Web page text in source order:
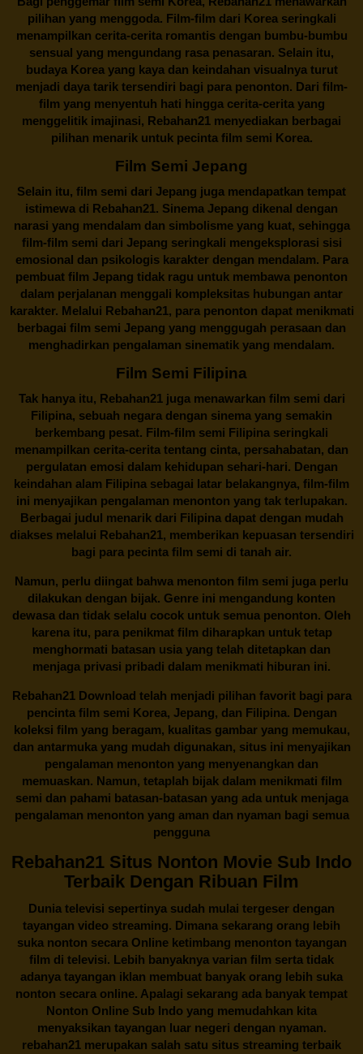
pilihan yang menggoda. Film-film dari Korea seringkali
menampilkan cerita-cerita romantis dengan bumbu-bumbu
sensual yang mengundang rasa penasaran. Selain itu,
budaya Korea yang kaya dan keindahan visualnya turut
menjadi daya tarik tersendiri bagi para penonton. Dari film-
film yang menyentuh hati hingga cerita-cerita yang
menggelitik imajinasi, Rebahan21 menyediakan berbagai
pilihan menarik untuk pecinta film semi Korea.
Film Semi Jepang
Selain itu, film semi dari Jepang juga mendapatkan tempat
istimewa di Rebahan21. Sinema Jepang dikenal dengan
narasi yang mendalam dan simbolisme yang kuat, sehingga
film-film semi dari Jepang seringkali mengeksplorasi sisi
emosional dan psikologis karakter dengan mendalam. Para
pembuat film Jepang tidak ragu untuk membawa penonton
dalam perjalanan menggali kompleksitas hubungan antar
karakter. Melalui Rebahan21, para penonton dapat menikmati
berbagai film semi Jepang yang menggugah perasaan dan
menghadirkan pengalaman sinematik yang mendalam.
Film Semi Filipina
Tak hanya itu, Rebahan21juga menawarkan film semi dari
Filipina, sebuah negara dengan sinema yang semakin
berkembang pesat. Film-film semi Filipina seringkali
menampilkan cerita-cerita tentang cinta, persahabatan, dan
pergulatan emosi dalam kehidupan sehari-hari. Dengan
keindahan alam Filipina sebagai latar belakangnya, film-film
ini menyajikan pengalaman menonton yang tak terlupakan.
Berbagai judul menarik dari Filipina dapat dengan mudah
diakses melalui Rebahan21, memberikan kepuasan tersendiri
bagi para pecinta film semi di tanah air.
Namun, perlu diingat bahwa menonton film semi juga perlu
dilakukan dengan bijak. Genre ini mengandung konten
dewasa dan tidak selalu cocok untuk semua penonton. Oleh
karena itu, para penikmat film diharapkan untuk tetap
menghormati batasan usia yang telah ditetapkan dan
menjaga privasi pribadi dalam menikmati hiburan ini.
Rebahan21Download telah menjadi pilihan favorit bagi para
pencinta film semi Korea, Jepang, dan Filipina. Dengan
koleksi film yang beragam, kualitas gambar yang memukau,
dan antarmuka yang mudah digunakan, situs ini menyajikan
pengalaman menonton yang menyenangkan dan
memuaskan. Namun, tetaplah bijak dalam menikmati film
semi dan pahami batasan-batasan yang ada untuk menjaga
pengalaman menonton yang aman dan nyaman bagi semua
pengguna
Rebahan21 Situs Nonton Movie Sub Indo
Terbaik Dengan Ribuan Film
Dunia televisi sepertinya sudah mulai tergeser dengan
tayangan video streaming. Dimana sekarang orang lebih
suka nonton secara Online ketimbang menonton tayangan
film di televisi. Lebih banyaknya varian film serta tidak
adanya tayangan iklan membuat banyak orang lebih suka
nonton secara online. Apalagi sekarang ada banyak tempat
Nonton Online Sub Indo yang memudahkan kita
menyaksikan tayangan luar negeri dengan nyaman.
rebahan21 merupakan salah satu situs streaming terbaik